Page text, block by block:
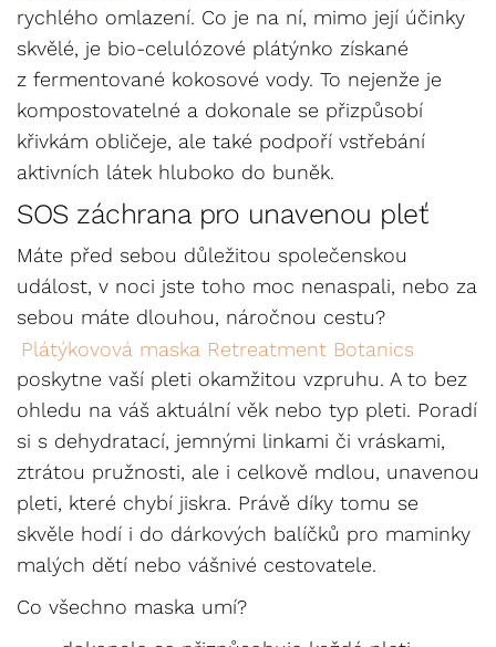
rychlého omlazení. Co je na ní, mimo její účinky
skvělé, je bio-celulózové plátýnko získané
z fermentované kokosové vody. To nejenže je
kompostovatelné a dokonale se přizpůsobí
křivkám obličeje, ale také podpoří vstřebání
aktivních látek hluboko do buněk.
SOS záchrana pro unavenou pleť
Máte před sebou důležitou společenskou
událost, v noci jste toho moc nenaspali, nebo za
sebou máte dlouhou, náročnou cestu?
Plátýkovová maska Retreatment Botanics
poskytne vaší pleti okamžitou vzpruhu. A to bez
ohledu na váš aktuální věk nebo typ pleti. Poradí
si s dehydratací, jemnými linkami či vráskami,
ztrátou pružnosti, ale i celkově mdlou, unavenou
pleti, které chybí jiskra. Právě díky tomu se
skvěle hodí i do dárkových balíčků pro maminky
malých dětí nebo vášnivé cestovatele.
Co všechno maska umí?